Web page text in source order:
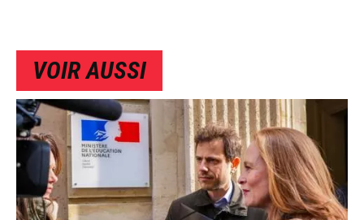
VOIR AUSSI
IMAGE